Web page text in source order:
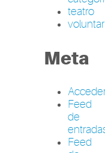
teatro
Meta
Feed
de
Feed